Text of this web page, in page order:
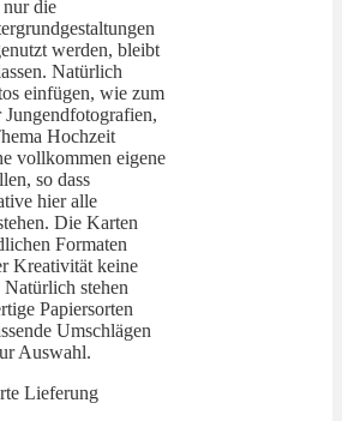
die
werden, bleibt
Natürlich
einfügen, wie zum
Hochzeit
vollkommen eigene
so dass
hier alle
Die Karten
Formaten
Kreativität keine
Natürlich stehen
Papiersorten
Umschlägen
Auswahl.
Lieferung